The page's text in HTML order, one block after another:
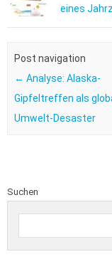
eines
Post navigation
← Analyse: Alaska-
Gipfeltreffen als
Umwelt-Desaster
Suchen